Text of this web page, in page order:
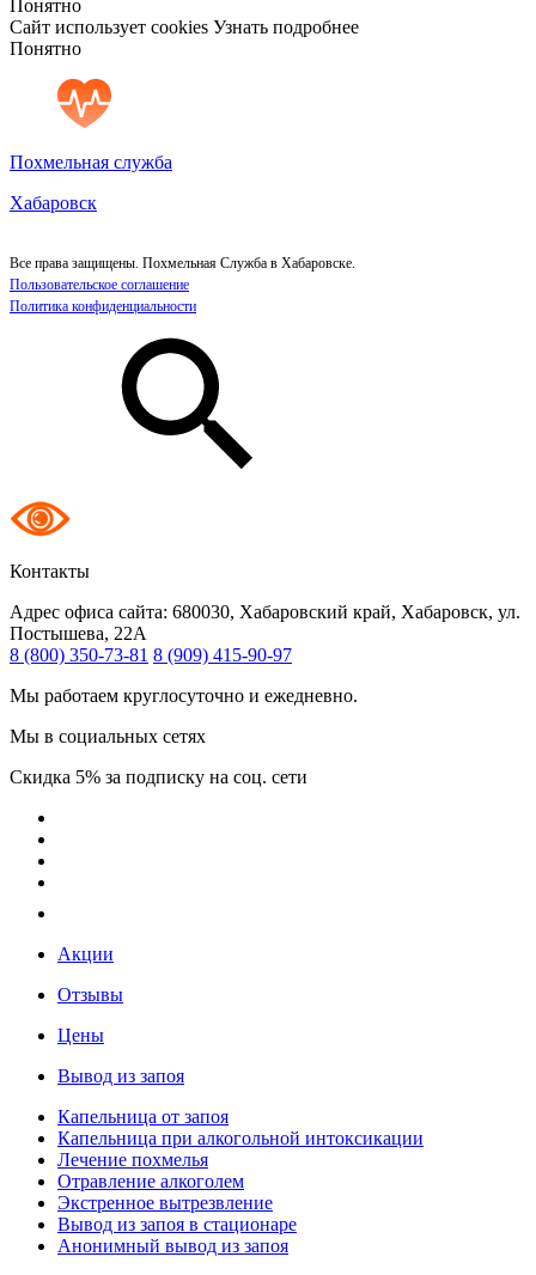
Понятно
Сайт использует cookies Узнать подробнее
Понятно
Похмельная служба
Хабаровск
Все права защищены. Похмельная Служба в Хабаровске.
Пользовательское соглашение
Политика конфиденциальности
Контакты
Адрес офиса сайта: 680030, Хабаровский край, Хабаровск, ул.
Постышева, 22А
8 (800) 350-73-81 8 (909) 415-90-97
Мы работаем круглосуточно и ежедневно.
Мы в социальных сетях
Скидка 5% за подписку на соц. сети
Акции
Отзывы
Цены
Вывод из запоя
Капельница от запоя
Капельница при алкогольной интоксикации
Лечение похмелья
Отравление алкоголем
Экстренное вытрезвление
Вывод из запоя в стационаре
Анонимный вывод из запоя